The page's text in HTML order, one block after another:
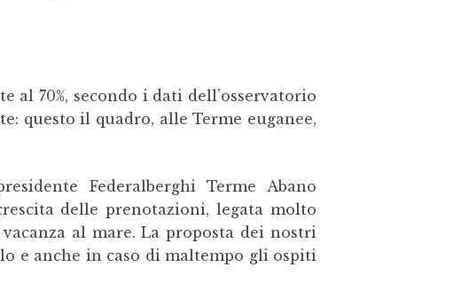
70%, secondo i dati dell’osservatorio
questo il quadro, alle Terme euganee,
Federalberghi Terme Abano
delle prenotazioni, legata molto
al mare. La proposta dei nostri
e anche in caso di maltempo gli ospiti